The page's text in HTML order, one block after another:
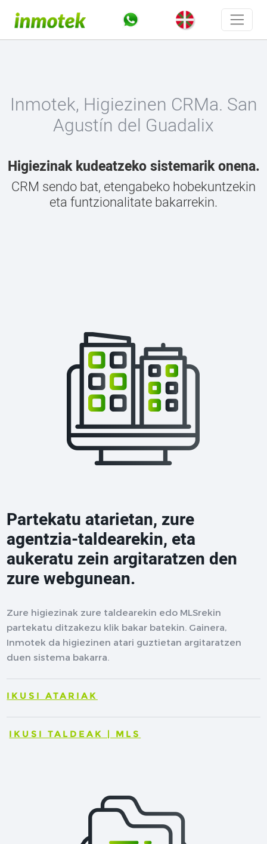
Inmotek, Higiezinen CRMa. San
Agustín del Guadalix
Higiezinak kudeatzeko sistemarik onena.
CRM sendo bat, etengabeko hobekuntzekin
eta funtzionalitate bakarrekin.
Partekatu atarietan, zure
agentzia-taldearekin, eta
aukeratu zein argitaratzen den
zure webgunean.
Zure higiezinak zure taldearekin edo MLSrekin
partekatu ditzakezu klik bakar batekin. Gainera,
Inmotek da higiezinen atari guztietan argitaratzen
duen sistema bakarra.
IKUSI ATARIAK
IKUSI TALDEAK | MLS